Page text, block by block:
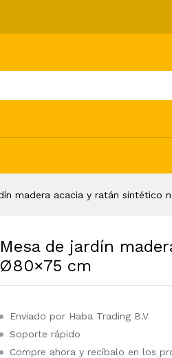
madera acacia y ratán sintético
Mesa de jardín
Ø80×75 cm
Enviado por Haba Trading B.V
Soporte rápido
Compre ahora y recíbalo en los